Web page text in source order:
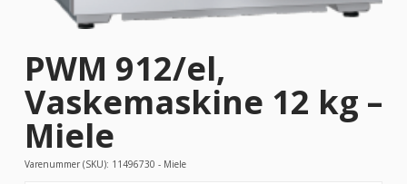
PWM 912/el,
Vaskemaskine 12 kg –
Miele
Varenummer (SKU): 11496730 - Miele